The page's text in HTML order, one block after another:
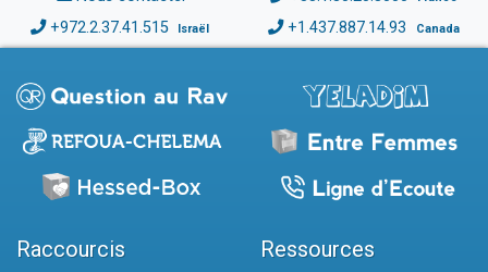
+972.2.37.41.515 Israël +1.437.887.14.93 Canada
Raccourcis Ressources